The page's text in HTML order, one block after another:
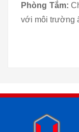
Phòng Tắm:
với môi trường